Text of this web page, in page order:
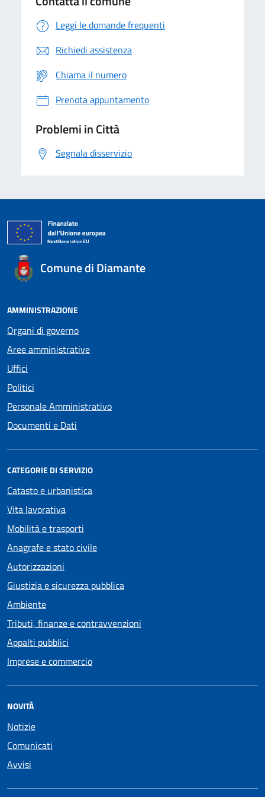
Leggi le domande frequenti
Richiedi assistenza
Chiama il numero
Prenota appuntamento
Problemi in Città
Segnala disservizio
Comune di Diamante
AMMINISTRAZIONE
Organi di governo
Aree amministrative
Uffici
Politici
Personale Amministrativo
Documenti e Dati
CATEGORIE DI SERVIZIO
Catasto e urbanistica
Vita lavorativa
Mobilità e trasporti
Anagrafe e stato civile
Autorizzazioni
Giustizia e sicurezza pubblica
Ambiente
Tributi, finanze e contravvenzioni
Appalti pubblici
Imprese e commercio
NOVITÀ
Notizie
Comunicati
Avvisi